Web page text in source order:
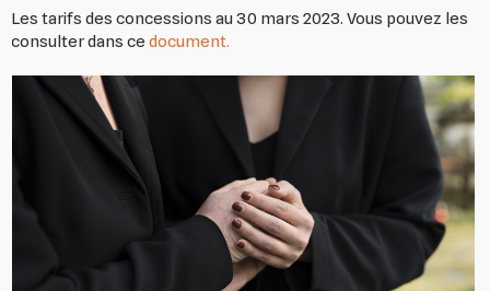
Les tarifs des concessions au 30 mars 2023. Vous pouvez les
consulter dans cedocument.